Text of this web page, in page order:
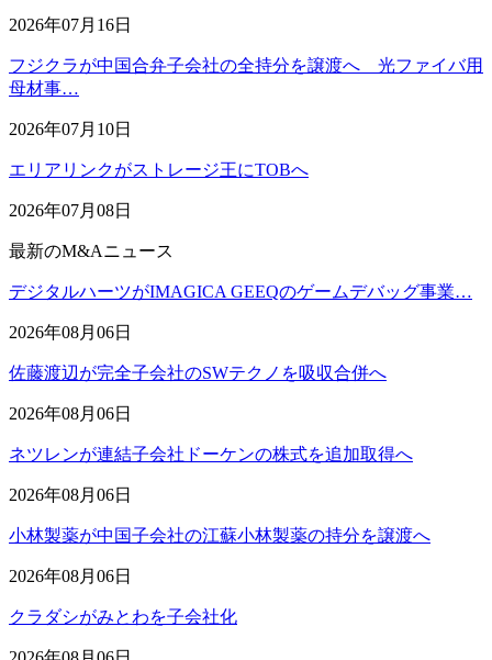
2026年07月16日
フジクラが中国合弁子会社の全持分を譲渡へ 光ファイバ用
母材事…
2026年07月10日
エリアリンクがストレージ王にTOBへ
2026年07月08日
最新のM&Aニュース
デジタルハーツがIMAGICA GEEQのゲームデバッグ事業…
2026年08月06日
佐藤渡辺が完全子会社のSWテクノを吸収合併へ
2026年08月06日
ネツレンが連結子会社ドーケンの株式を追加取得へ
2026年08月06日
小林製薬が中国子会社の江蘇小林製薬の持分を譲渡へ
2026年08月06日
クラダシがみとわを子会社化